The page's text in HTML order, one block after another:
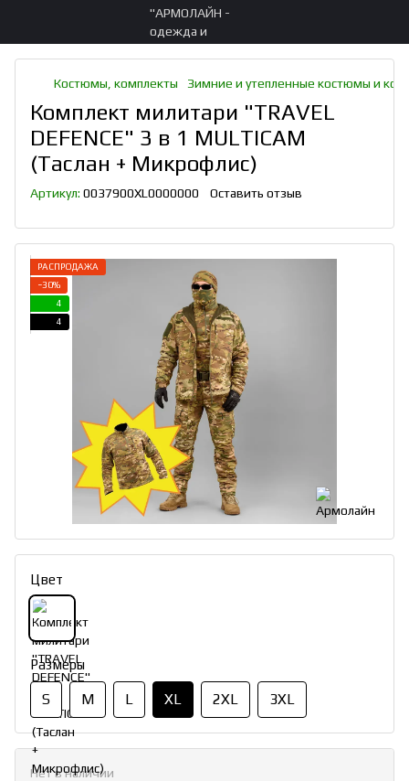
Костюмы, комплекты Зимние и утепленные костюмы и
Комплект милитари "TRAVEL
DEFENCE" 3 в 1 MULTICAM
(Таслан + Микрофлис)
Артикул: 0037900XL0000000 Оставить отзыв
РАСПРОДАЖА
−30%
4
4
Цвет
Размеры
S M L XL 2XL 3XL
Нет в наличии